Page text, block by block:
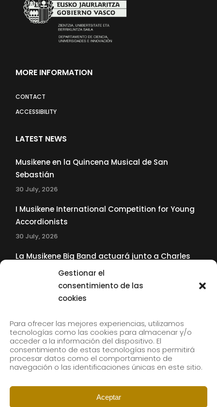
Gestionar el
consentimiento de las
cookies
Para ofrecer las mejores experiencias, utilizamos
tecnologías como las cookies para almacenar y/o
acceder a la información del dispositivo. El
consentimiento de estas tecnologías nos permitirá
procesar datos como el comportamiento de
navegación o las identificaciones únicas en este sitio.
Aceptar
MORE INFORMATION
CONTACT
ACCESSIBILITY
LATEST NEWS
Musikene en la Quincena Musical de San
Sebastián
30 July, 2026
I Musikene International Competition for Young
Accordionists
30 July, 2026
La Musikene Big Band actuará junto a Charles
Tolliver en el 61 Jazzaldia
Subscribe to our newsletter to receive our news by
email.